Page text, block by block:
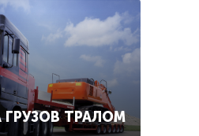
ГРУЗОВ ТРАЛОМ